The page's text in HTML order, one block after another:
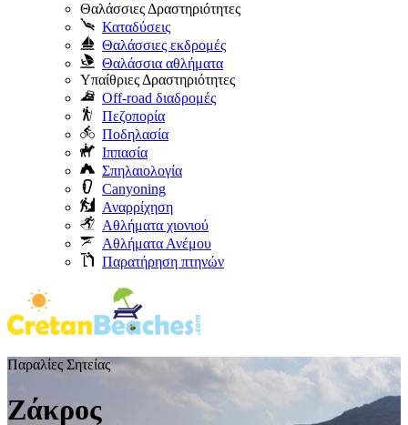
Θαλάσσιες Δραστηριότητες
Καταδύσεις
Θαλάσσιες εκδρομές
Θαλάσσια αθλήματα
Υπαίθριες Δραστηριότητες
Off-road διαδρομές
Πεζοπορία
Ποδηλασία
Ιππασία
Σπηλαιολογία
Canyoning
Αναρρίχηση
Αθλήματα χιονιού
Αθλήματα Ανέμου
Παρατήρηση πτηνών
Παραλίες Σητείας
Ζάκρος